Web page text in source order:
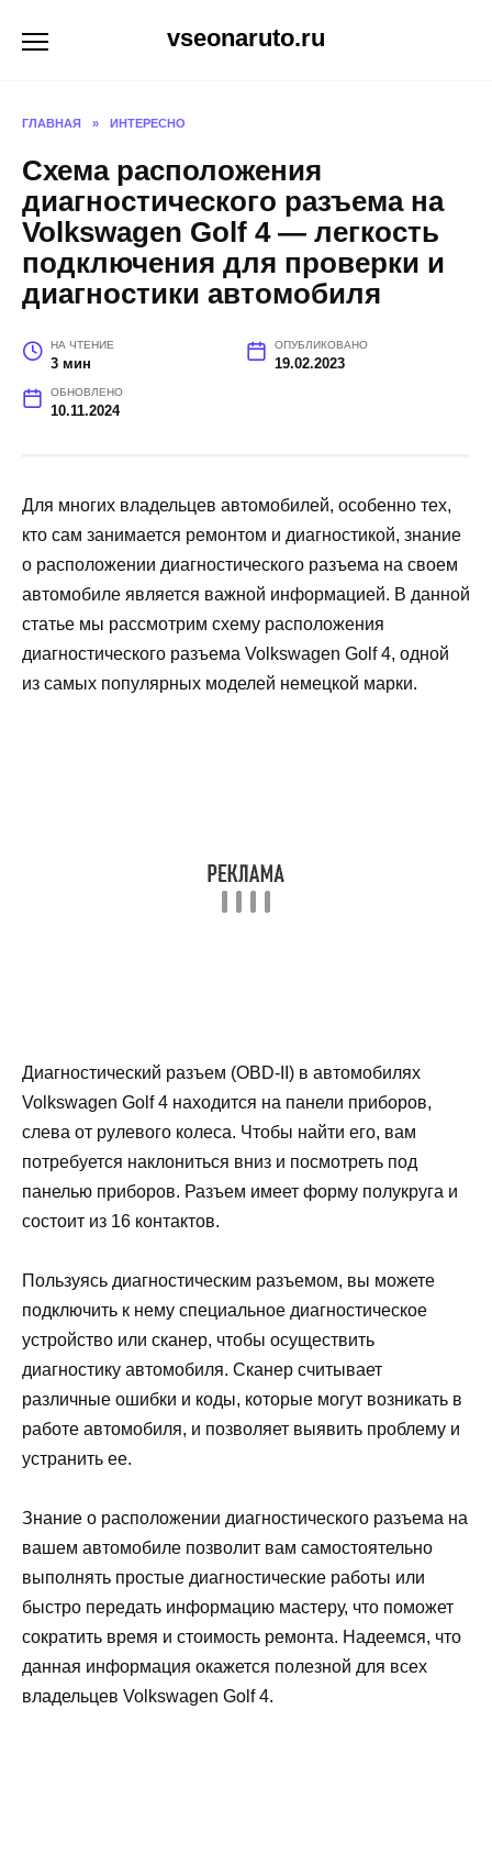
vseonaruto.ru
ГЛАВНАЯ » ИНТЕРЕСНО
Схема расположения
диагностического разъема на
Volkswagen Golf 4 — легкость
подключения для проверки и
диагностики автомобиля
НА ЧТЕНИЕ
3 мин
ОПУБЛИКОВАНО
19.02.2023
ОБНОВЛЕНО
10.11.2024
Для многих владельцев автомобилей, особенно тех,
кто сам занимается ремонтом и диагностикой, знание
о расположении диагностического разъема на своем
автомобиле является важной информацией. В данной
статье мы рассмотрим схему расположения
диагностического разъема Volkswagen Golf 4, одной
из самых популярных моделей немецкой марки.
Диагностический разъем (OBD-II) в автомобилях
Volkswagen Golf 4 находится на панели приборов,
слева от рулевого колеса. Чтобы найти его, вам
потребуется наклониться вниз и посмотреть под
панелью приборов. Разъем имеет форму полукруга и
состоит из 16 контактов.
Пользуясь диагностическим разъемом, вы можете
подключить к нему специальное диагностическое
устройство или сканер, чтобы осуществить
диагностику автомобиля. Сканер считывает
различные ошибки и коды, которые могут возникать в
работе автомобиля, и позволяет выявить проблему и
устранить ее.
Знание о расположении диагностического разъема на
вашем автомобиле позволит вам самостоятельно
выполнять простые диагностические работы или
быстро передать информацию мастеру, что поможет
сократить время и стоимость ремонта. Надеемся, что
данная информация окажется полезной для всех
владельцев Volkswagen Golf 4.